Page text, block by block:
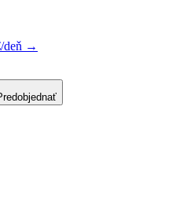
deň →